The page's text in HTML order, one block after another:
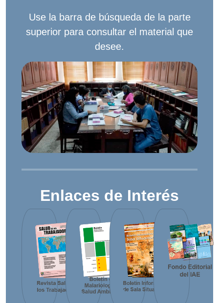
Use la barra de búsqueda de la parte
superior para consultar el material que
desee.
Enlaces de Interés